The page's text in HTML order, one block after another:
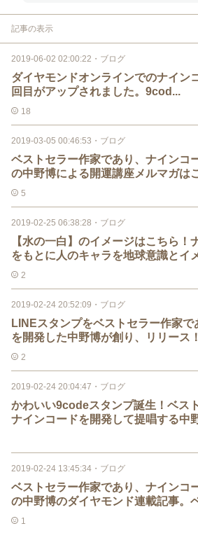
記事の表示
2019-06-02 02:00:22 ・ ブログ
ダイヤモンドオンラインでのナイン
回目がアップされました。9cod...
18
2019-03-05 00:46:53 ・ ブログ
ベストセラー作家であり、ナインコ
の中野博による開運講座メルマガは
5
2019-02-25 06:38:28 ・ ブログ
【水の一白】のイメージはこちら！
をもとに人のキャラを地球意識とイ
2
2019-02-24 20:52:09 ・ ブログ
LINEスタンプをベストセラー作家で
を開発した中野博が創り、リリース
2
2019-02-24 20:04:47 ・ ブログ
かわいい9codeスタンプ誕生！ベス
ナインコードを開発して提唱する中
2019-02-24 13:45:34 ・ ブログ
ベストセラー作家であり、ナインコ
の中野博のダイヤモンド連載記事。
1